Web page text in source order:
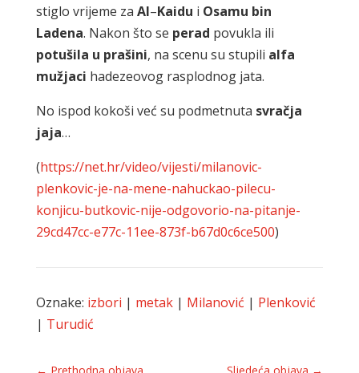
stiglo vrijeme za Al–Kaidu i Osamu bin
Ladena. Nakon što se perad povukla ili
potušila u prašini, na scenu su stupili alfa
mužjaci hadezeovog rasplodnog jata.
No ispod kokoši već su podmetnuta svračja
jaja…
(https://net.hr/video/vijesti/milanovic-
plenkovic-je-na-mene-nahuckao-pilecu-
konjicu-butkovic-nije-odgovorio-na-pitanje-
29cd47cc-e77c-11ee-873f-b67d0c6ce500)
Oznake: izbori | metak| Milanović | Plenković
| Turudić